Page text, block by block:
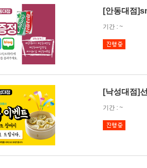
[안동대점
기간 : ~
[낙성대점]
기간 : ~